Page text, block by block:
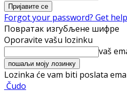
Forgot your password? Get help
Повратак изгубљене шифре
Oporavite vašu lozinku
vaš
Lozinka će vam biti poslata
Čudo